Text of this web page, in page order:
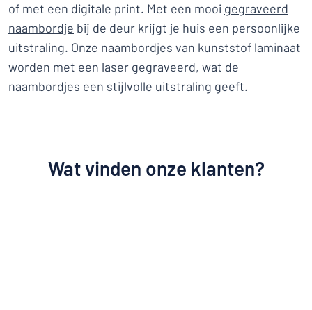
of met een digitale print. Met een mooi gegraveerd
naambordje bij de deur krijgt je huis een persoonlijke
uitstraling. Onze naambordjes van kunststof laminaat
worden met een laser gegraveerd, wat de
naambordjes een stijlvolle uitstraling geeft.
Wat vinden onze klanten?